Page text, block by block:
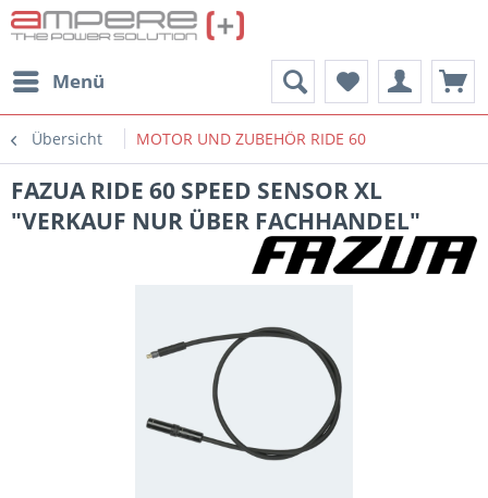
Menü
Übersicht MOTOR UND ZUBEHÖR RIDE 60
FAZUA RIDE 60 SPEED SENSOR XL
"VERKAUF NUR ÜBER FACHHANDEL"